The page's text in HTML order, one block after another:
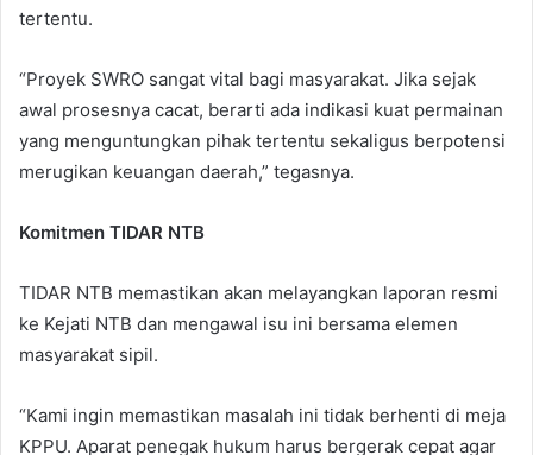
tertentu.
“Proyek SWRO sangat vital bagi masyarakat. Jika sejak
awal prosesnya cacat, berarti ada indikasi kuat permainan
yang menguntungkan pihak tertentu sekaligus berpotensi
merugikan keuangan daerah,” tegasnya.
Komitmen TIDAR NTB
TIDAR NTB memastikan akan melayangkan laporan resmi
ke Kejati NTB dan mengawal isu ini bersama elemen
masyarakat sipil.
“Kami ingin memastikan masalah ini tidak berhenti di meja
KPPU. Aparat penegak hukum harus bergerak cepat agar